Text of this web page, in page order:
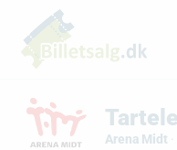
Arena Midt ·